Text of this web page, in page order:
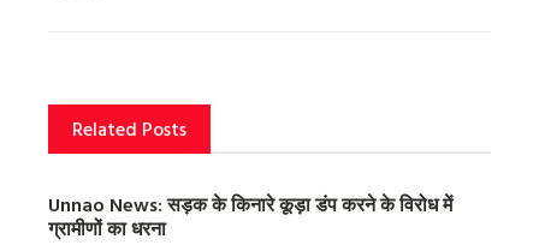
Related Posts
Unnao News: सड़क के किनारे कूड़ा डंप करने के विरोध में
ग्रामीणों का धरना